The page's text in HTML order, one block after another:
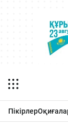
Пікірлер